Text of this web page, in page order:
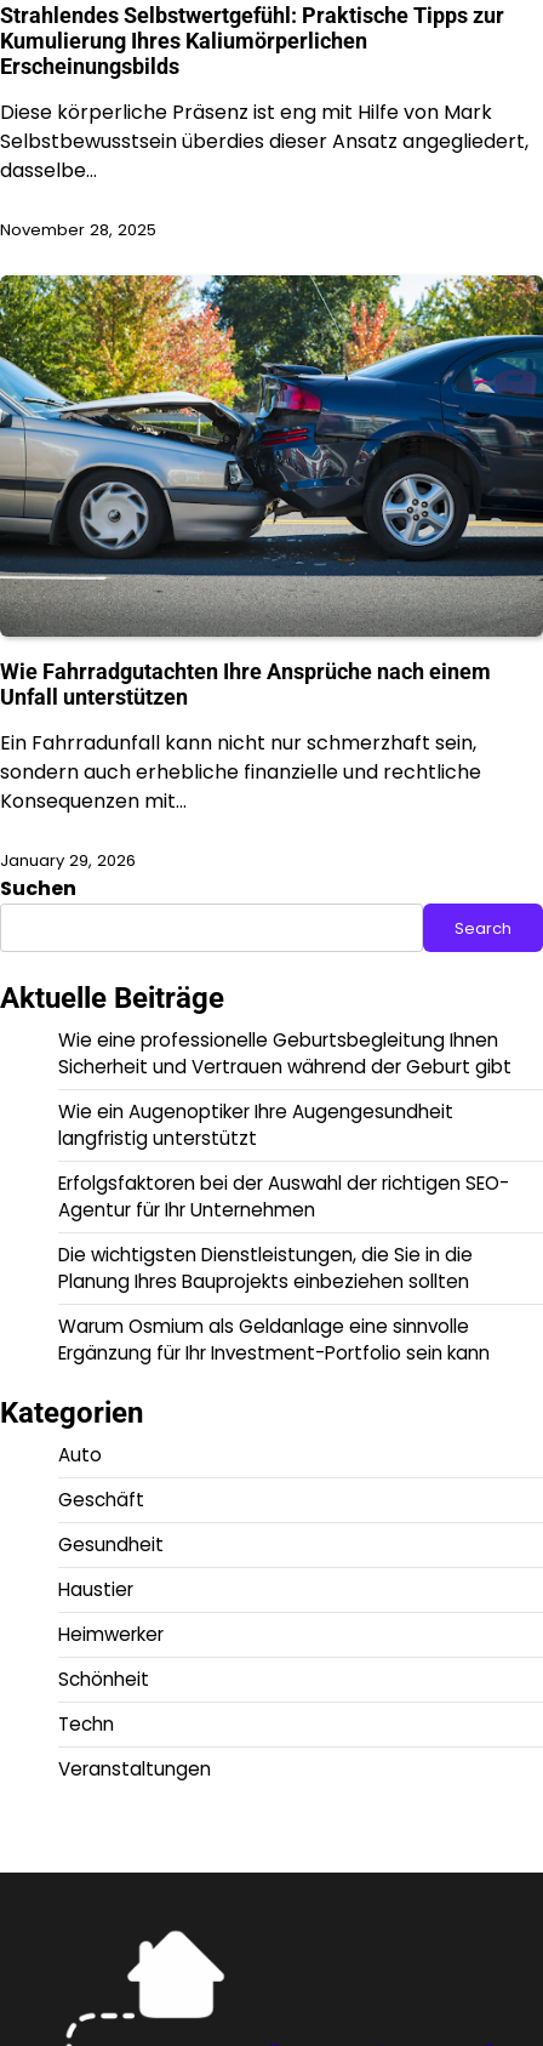
Strahlendes Selbstwertgefühl: Praktische Tipps zur
Kumulierung Ihres Kaliumörperlichen
Erscheinungsbilds
Diese körperliche Präsenz ist eng mit Hilfe von Mark
Selbstbewusstsein überdies dieser Ansatz angegliedert,
dasselbe…
November 28, 2025
Wie Fahrradgutachten Ihre Ansprüche nach einem
Unfall unterstützen
Ein Fahrradunfall kann nicht nur schmerzhaft sein,
sondern auch erhebliche finanzielle und rechtliche
Konsequenzen mit…
January 29, 2026
Suchen
Search
Aktuelle Beiträge
Wie eine professionelle Geburtsbegleitung Ihnen
Sicherheit und Vertrauen während der Geburt gibt
Wie ein Augenoptiker Ihre Augengesundheit
langfristig unterstützt
Erfolgsfaktoren bei der Auswahl der richtigen SEO-
Agentur für Ihr Unternehmen
Die wichtigsten Dienstleistungen, die Sie in die
Planung Ihres Bauprojekts einbeziehen sollten
Warum Osmium als Geldanlage eine sinnvolle
Ergänzung für Ihr Investment-Portfolio sein kann
Kategorien
Auto
Geschäft
Gesundheit
Haustier
Heimwerker
Schönheit
Techn
Veranstaltungen